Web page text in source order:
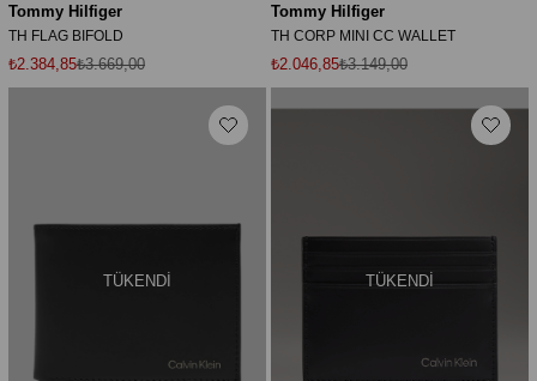
Tommy Hilfiger
TH FLAG BIFOLD
₺2.384,85₺3.669,00
Tommy Hilfiger
TH CORP MINI CC WALLET
₺2.046,85₺3.149,00
TÜKENDI TÜKENDI